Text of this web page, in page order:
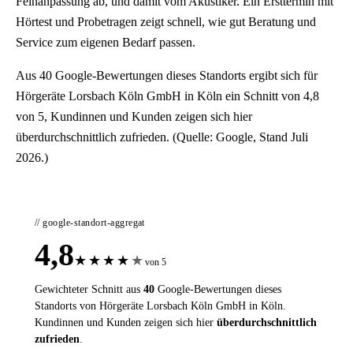
Hörtest und Probetragen zeigt schnell, wie gut Beratung und
Service zum eigenen Bedarf passen.
Aus 40 Google-Bewertungen dieses Standorts ergibt sich für
Hörgeräte Lorsbach Köln GmbH in Köln ein Schnitt von 4,8
von 5, Kundinnen und Kunden zeigen sich hier
überdurchschnittlich zufrieden. (Quelle: Google, Stand Juli
2026.)
// google-standort-aggregat
4,8★ ★ ★ ★ ★ von 5
Gewichteter Schnitt aus 40 Google-Bewertungen dieses
Standorts von Hörgeräte Lorsbach Köln GmbH in Köln.
Kundinnen und Kunden zeigen sich hier überdurchschnittlich
zufrieden.